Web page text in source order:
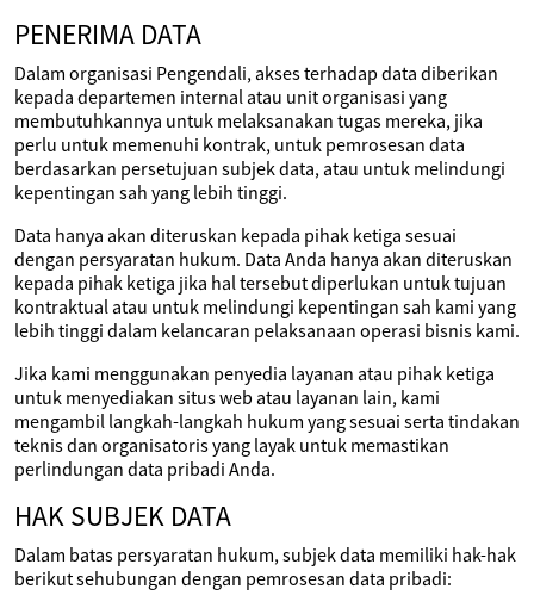
PENERIMA DATA
Dalam organisasi Pengendali, akses terhadap data diberikan
kepada departemen internal atau unit organisasi yang
membutuhkannya untuk melaksanakan tugas mereka, jika
perlu untuk memenuhi kontrak, untuk pemrosesan data
berdasarkan persetujuan subjek data, atau untuk melindungi
kepentingan sah yang lebih tinggi.
Data hanya akan diteruskan kepada pihak ketiga sesuai
dengan persyaratan hukum. Data Anda hanya akan diteruskan
kepada pihak ketiga jika hal tersebut diperlukan untuk tujuan
kontraktual atau untuk melindungi kepentingan sah kami yang
lebih tinggi dalam kelancaran pelaksanaan operasi bisnis kami.
Jika kami menggunakan penyedia layanan atau pihak ketiga
untuk menyediakan situs web atau layanan lain, kami
mengambil langkah-langkah hukum yang sesuai serta tindakan
teknis dan organisatoris yang layak untuk memastikan
perlindungan data pribadi Anda.
HAK SUBJEK DATA
Dalam batas persyaratan hukum, subjek data memiliki hak-hak
berikut sehubungan dengan pemrosesan data pribadi: